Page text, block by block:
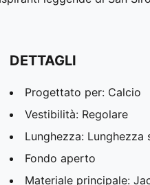
DETTAGLI
Progettato per: Calcio
Vestibilità: Regolare
Lunghezza:
Fondo aperto
Materiale principale: